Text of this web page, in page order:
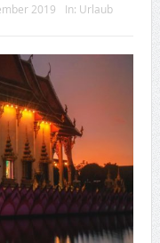
2019 In: Urlaub